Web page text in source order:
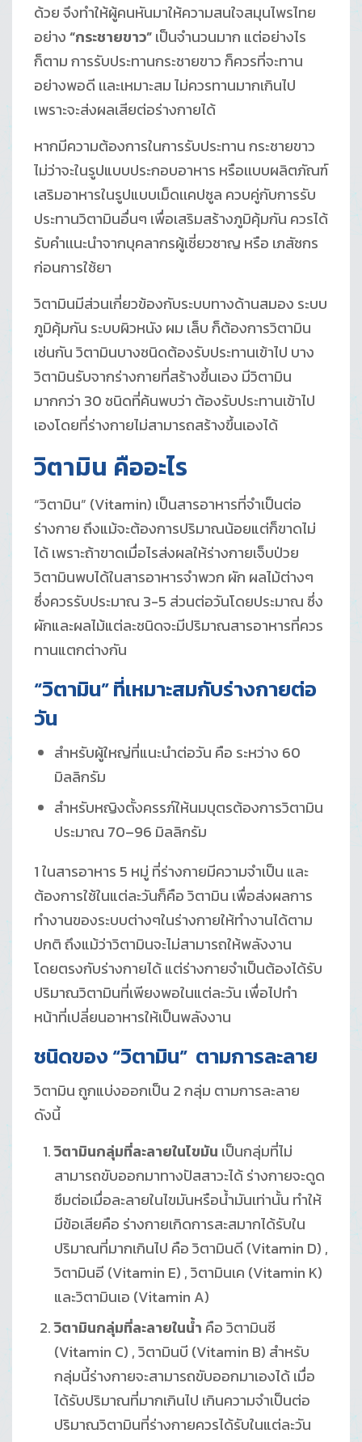
ด้วย จึงทำให้ผู้คนหันมาให้ความสนใจสมุนไพรไทย
อย่าง“กระชายขาว”เป็นจำนวนมาก แต่อย่างไร
ก็ตาม การรับประทานกระชายขาว ก็ควรที่จะทาน
อย่างพอดี เเละเหมาะสม ไม่ควรทานมากเกินไป
เพราะจะส่งผลเสียต่อร่างกายได้
หากมีความต้องการในการรับประทาน กระชายขาว
ไม่ว่าจะในรูปแบบประกอบอาหาร หรือเเบบผลิตภัณฑ์
เสริมอาหารในรูปแบบเม็ดเเคปซูล ควบคู่กับการรับ
ประทานวิตามินอื่นๆ เพื่อเสริมสร้างภูมิคุ้มกัน ควรได้
รับคำเเนะนำจากบุคลากรผู้เชี่ยวชาญ หรือ เภสัชกร
ก่อนการใช้ยา
วิตามินมีส่วนเกี่ยวข้องกับระบบทางด้านสมอง ระบบ
ภูมิคุ้มกัน ระบบผิวหนัง ผม เล็บ ก็ต้องการวิตามิน
เช่นกัน วิตามินบางชนิดต้องรับประทานเข้าไป บาง
วิตามินรับจากร่างกายที่สร้างขึ้นเอง มีวิตามิน
มากกว่า 30 ชนิดที่ค้นพบว่า ต้องรับประทานเข้าไป
เองโดยที่ร่างกายไม่สามารถสร้างขึ้นเองได้
วิตามิน คืออะไร
“วิตามิน” (Vitamin) เป็นสารอาหารที่จำเป็นต่อ
ร่างกาย ถึงแม้จะต้องการปริมาณน้อยแต่ก็ขาดไม่
ได้ เพราะถ้าขาดเมื่อไรส่งผลให้ร่างกายเจ็บป่วย
วิตามินพบได้ในสารอาหารจำพวก ผัก ผลไม้ต่างๆ
ซึ่งควรรับประมาณ 3-5 ส่วนต่อวันโดยประมาณ ซึ่ง
ผักและผลไม้แต่ละชนิดจะมีปริมาณสารอาหารที่ควร
ทานแตกต่างกัน
“วิตามิน” ที่เหมาะสมกับร่างกายต่อ
วัน
สำหรับผู้ใหญ่ที่แนะนำต่อวัน คือ ระหว่าง 60
มิลลิกรัม
สำหรับหญิงตั้งครรภ์ให้นมบุตรต้องการวิตามิน
ประมาณ 70–96 มิลลิกรัม
1 ในสารอาหาร 5 หมู่ ที่ร่างกายมีความจำเป็น และ
ต้องการใช้ในแต่ละวันก็คือ วิตามิน เพื่อส่งผลการ
ทำงานของระบบต่างๆในร่างกายให้ทำงานได้ตาม
ปกติ ถึงแม้ว่าวิตามินจะไม่สามารถให้พลังงาน
โดยตรงกับร่างกายได้ แต่ร่างกายจำเป็นต้องได้รับ
ปริมาณวิตามินที่เพียงพอในแต่ละวัน เพื่อไปทำ
หน้าที่เปลี่ยนอาหารให้เป็นพลังงาน
ชนิดของ “วิตามิน” ตามการละลาย
วิตามิน ถูกแบ่งออกเป็น 2 กลุ่ม ตามการละลาย
ดังนี้
วิตามินกลุ่มที่ละลายในไขมัน เป็นกลุ่มที่ไม่
สามารถขับออกมาทางปัสสาวะได้ ร่างกายจะดูด
ซึมต่อเมื่อละลายในไขมันหรือน้ำมันเท่านั้น ทำให้
มีข้อเสียคือ ร่างกายเกิดการสะสมากได้รับใน
ปริมาณที่มากเกินไป คือ วิตามินดี (Vitamin D) ,
วิตามินอี (Vitamin E) , วิตามินเค (Vitamin K)
และวิตามินเอ (Vitamin A)
วิตามินกลุ่มที่ละลายในน้ำ คือ วิตามินซี
(Vitamin C) , วิตามินบี (Vitamin B) สำหรับ
กลุ่มนี้ร่างกายจะสามารถขับออกมาเองได้ เมื่อ
ได้รับปริมาณที่มากเกินไป เกินความจำเป็นต่อ
ปริมาณวิตามินที่ร่างกายควรได้รับในแต่ละวัน